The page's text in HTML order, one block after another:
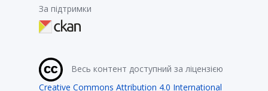
За підтримки
Весь контент доступний за ліцензією
Creative Commons Attribution 4.0 International